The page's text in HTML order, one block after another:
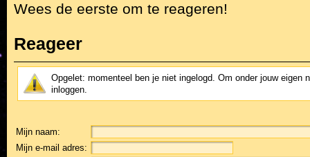
Wees de eerste om te reageren!
Reageer
Opgelet: momenteel ben je niet ingelogd. Om onder jouw eigen
inloggen.
Mijn naam:
Mijn e-mail adres: